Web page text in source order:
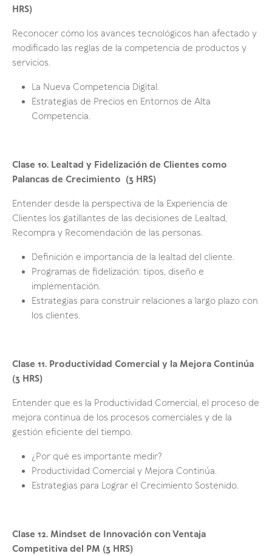
HRS)
Reconocer cómo los avances tecnológicos han afectado y
modificado las reglas de la competencia de productos y
servicios.
La Nueva Competencia Digital.
Estrategias de Precios en Entornos de Alta
Competencia.
Clase 10. Lealtad y Fidelización de Clientes como
Palancas de Crecimiento (3 HRS)
Entender desde la perspectiva de la Experiencia de
Clientes los gatillantes de las decisiones de Lealtad,
Recompra y Recomendación de las personas.
Definición e importancia de la lealtad del cliente.
Programas de fidelización: tipos, diseño e
implementación.
Estrategias para construir relaciones a largo plazo con
los clientes.
Clase 11. Productividad Comercial y la Mejora Continúa
(3 HRS)
Entender que es la Productividad Comercial, el proceso de
mejora continua de los procesos comerciales y de la
gestión eficiente del tiempo.
¿Por qué es importante medir?
Productividad Comercial y Mejora Continúa.
Estrategias para Lograr el Crecimiento Sostenido.
Clase 12. Mindset de Innovación con Ventaja
Competitiva del PM (3 HRS)